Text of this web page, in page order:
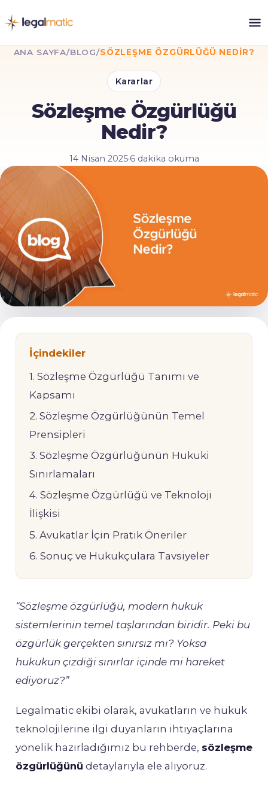
ANA SAYFA/BLOG/SÖZLEŞME ÖZGÜRLÜĞÜ NEDIR?
Kararlar
Sözleşme Özgürlüğü
Nedir?
14 Nisan 2025·6 dakika okuma
İçindekiler
1. Sözleşme Özgürlüğü Tanımı ve
Kapsamı
2. Sözleşme Özgürlüğünün Temel
Prensipleri
3. Sözleşme Özgürlüğünün Hukuki
Sınırlamaları
4. Sözleşme Özgürlüğü ve Teknoloji
İlişkisi
5. Avukatlar İçin Pratik Öneriler
6. Sonuç ve Hukukçulara Tavsiyeler
“Sözleşme özgürlüğü, modern hukuk
sistemlerinin temel taşlarından biridir. Peki bu
özgürlük gerçekten sınırsız mı? Yoksa
hukukun çizdiği sınırlar içinde mi hareket
ediyoruz?”
Legalmatic ekibi olarak, avukatların ve hukuk
teknolojilerine ilgi duyanların ihtiyaçlarına
yönelik hazırladığımız bu rehberde, sözleşme
özgürlüğünü detaylarıyla ele alıyoruz.